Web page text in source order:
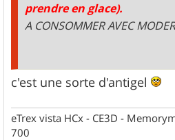
prendre en glace).
A CONSOMMER AVEC
c'est une sorte d'antigel
eTrex vista HCx - CE3D -
700